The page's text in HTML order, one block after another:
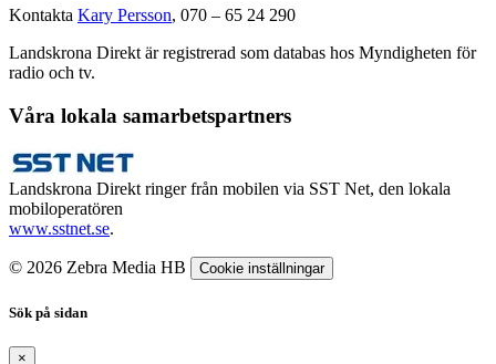
Kontakta Kary Persson, 070 – 65 24 290
Landskrona Direkt är registrerad som databas hos Myndigheten för
radio och tv.
Våra lokala samarbetspartners
Landskrona Direkt ringer från mobilen via SST Net, den lokala
mobiloperatören
www.sstnet.se.
© 2026 Zebra Media HB Cookie inställningar
Sök på sidan
×